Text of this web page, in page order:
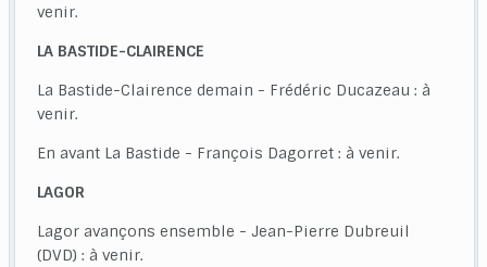
venir.
LA BASTIDE-CLAIRENCE
La Bastide-Clairence demain - Frédéric Ducazeau : à
venir.
En avant La Bastide - François Dagorret : à venir.
LAGOR
Lagor avançons ensemble - Jean-Pierre Dubreuil
(DVD) : à venir.